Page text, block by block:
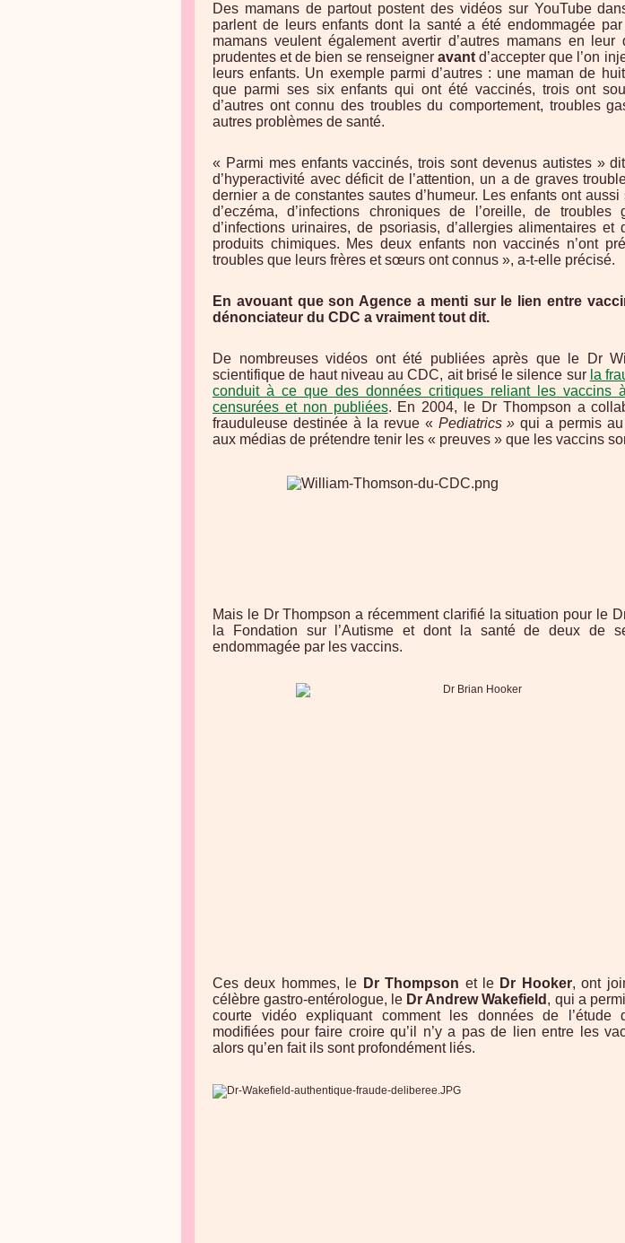
Des mamans de partout postent des vidéos sur YouTube
parlent de leurs enfants dont la santé a été endommagée
mamans veulent également avertir d’autres mamans en leur
prudentes et de bien se renseigner avantd’accepter que l’on
leurs enfants. Un exemple parmi d’autres : une maman de
que parmi ses six enfants qui ont été vaccinés, trois ont
d’autres ont connu des troubles du comportement, troubles
autres problèmes de santé.
« Parmi mes enfants vaccinés, trois sont devenus autistes »
d’hyperactivité avec déficit de l’attention, un a de graves
dernier a de constantes sautes d’humeur. Les enfants ont aussi
d’eczéma, d’infections chroniques de l’oreille, de troubles
d’infections urinaires, de psoriasis, d’allergies alimentaires et
produits chimiques. Mes deux enfants non vaccinés n’ont
troubles que leurs frères et sœurs ont connus », a-t-elle précisé.
En avouant que son Agence a menti sur le lien entre
dénonciateur du CDC a vraiment tout dit.
De nombreuses vidéos ont été publiées après que le Dr
scientifique de haut niveau au CDC, ait brisé le silence sur la
conduit à ce que des données critiques reliant les vaccins
censurées et non publiées. En 2004, le Dr Thompson a
frauduleuse destinée à la revue « Pediatrics » qui a permis
aux médias de prétendre tenir les « preuves » que les vaccins
Mais le Dr Thompson a récemment clarifié la situation pour le
la Fondation sur l’Autisme et dont la santé de deux de
endommagée par les vaccins.
Ces deux hommes, le Dr Thompson et le Dr Hooker, ont
célèbre gastro-entérologue, le Dr Andrew Wakefield , qui a
courte vidéo expliquant comment les données de
modifiées pour faire croire qu’il n’y a pas de lien entre les
alors qu’en fait ils sont profondément liés.